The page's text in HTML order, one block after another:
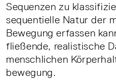
Sequenzen zu
sequentielle Natur der
Bewegung erfassen
fließende, realistische
menschlichen
bewegung.